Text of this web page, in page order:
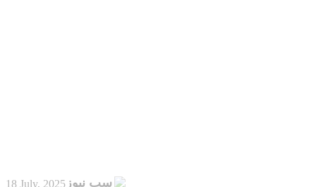
18 July, 2025 سب نیوز